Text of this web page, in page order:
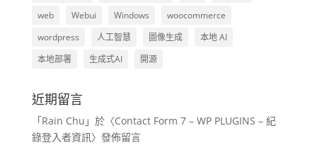
web
Webui Windows
woocommerce
wordpress
人工智慧 圖像生成
本地 AI
本地部署
生成式AI 開源
近期留言
「Rain Chu 」於〈Contact Form 7 – WP PLUGINS – 紀
錄登入者資訊〉發佈留言